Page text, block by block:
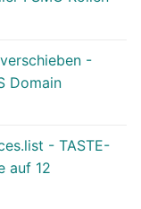
-
Domain
- TASTE-
auf 12